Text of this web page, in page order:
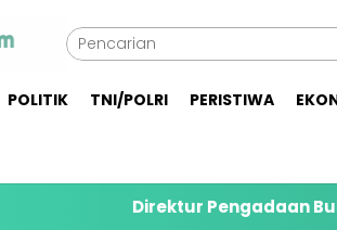
POLITIK TNI/POLRI PERISTIWA
Direktur Pengadaan Bulog RI